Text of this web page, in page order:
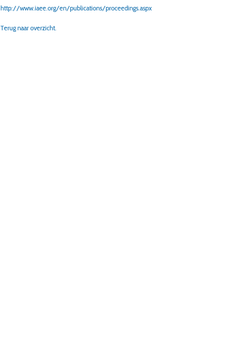
http://www.iaee.org/en/publications/proceedings.aspx
Terug naar overzicht.